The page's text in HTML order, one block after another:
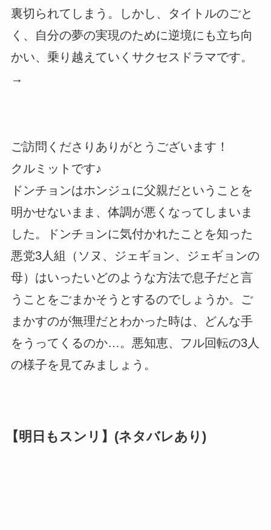
裏切られてしまう。しかし、タイトルのごと
く、自分の夢の実現のために逆境にも立ち向
かい、乗り越えていくサクセスドラマです。
→
ご訪問くださりありがとうございます！
クルミットです♪
ドンチョンはホンジュに父親だということを
明かせないまま、体調が悪くなってしまいま
した。ドンチョンに気付かれたことを知った
悪党3人組（ソヌ、ジェギョン、ジェギョンの
母）はいったいどのような方法で息子だと言
うことをごまかそうとするのでしょうか。ご
まかすのが無理だとわかった時は、どんな手
をうってくるのか…。悪知恵、フル回転の3人
の様子を見てみましょう。
【明日もスンリ】(ネタバレあり)